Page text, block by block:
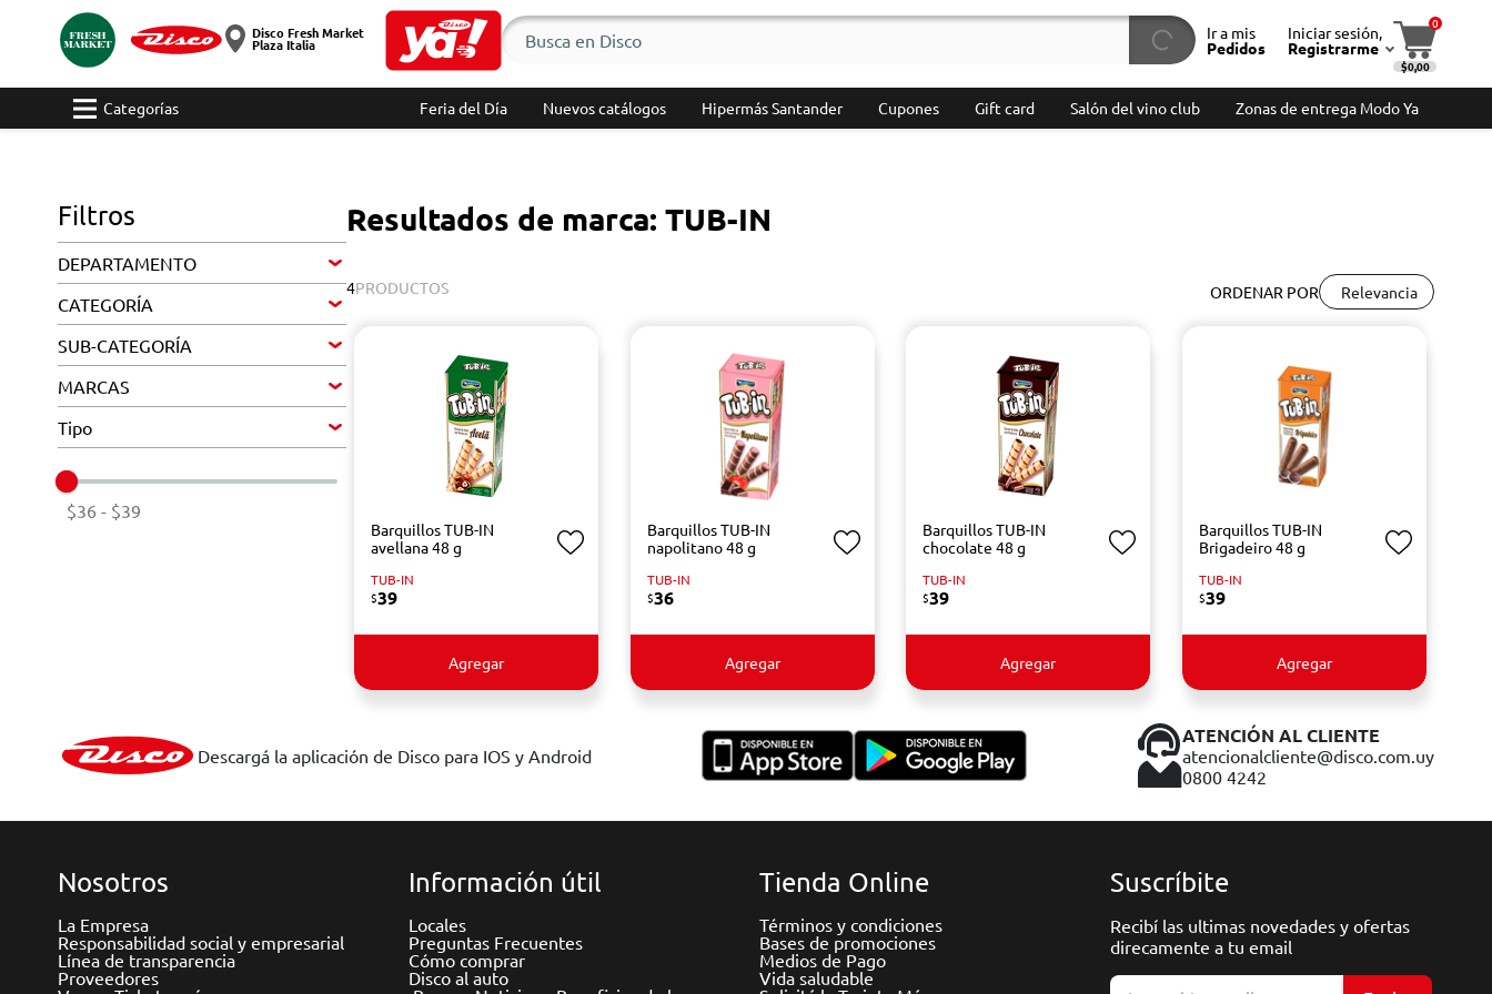
Disco Fresh Market
Plaza Italia
Ir a mis
Pedidos
Iniciar sesión,
Registrarme
0
$0,00
Categorías Feria del Día Nuevos catálogos Hipermás Santander Cupones Gift card Salón del vino club Zonas de entrega Modo Ya
Filtros
DEPARTAMENTO
CATEGORÍA
SUB-CATEGORÍA
MARCAS
Tipo
$36 - $39
Resultados de marca: TUB-IN
ORDENAR POR Relevancia
4PRODUCTOS
Barquillos TUB-IN
avellana 48 g
TUB-IN
$39
Agregar
Barquillos TUB-IN
napolitano 48 g
TUB-IN
$36
Agregar
Barquillos TUB-IN
chocolate 48 g
TUB-IN
$39
Agregar
Barquillos TUB-IN
Brigadeiro 48 g
TUB-IN
$39
Agregar
Descargá la aplicación de Disco para IOS y Android
ATENCIÓN AL CLIENTE
atencionalcliente@disco.com.uy
0800 4242
Nosotros
La Empresa
Responsabilidad social y empresarial
Línea de transparencia
Proveedores
Información útil
Locales
Preguntas Frecuentes
Cómo comprar
Disco al auto
Tienda Online
Términos y condiciones
Bases de promociones
Medios de Pago
Vida saludable
Suscríbite
Recibí las ultimas novedades y ofertas
direcamente a tu email